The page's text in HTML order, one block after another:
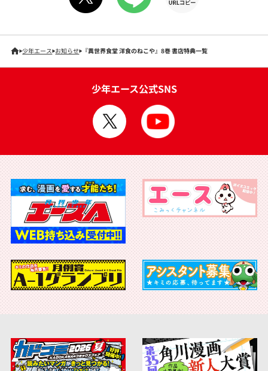
少年エース お知らせ 『異世界食堂 洋食のねこや』8巻 書店特典一覧
少年エース公式SNS